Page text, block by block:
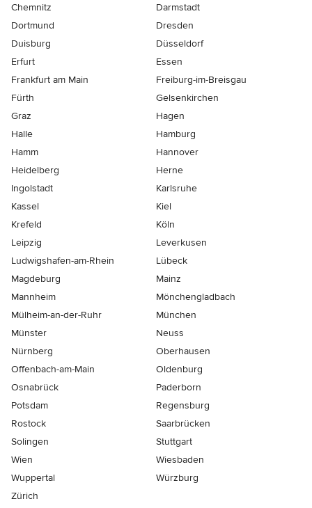
Chemnitz
Darmstadt
Dortmund
Dresden
Duisburg
Düsseldorf
Erfurt
Essen
Frankfurt am Main
Freiburg-im-Breisgau
Fürth
Gelsenkirchen
Graz
Hagen
Halle
Hamburg
Hamm
Hannover
Heidelberg
Herne
Ingolstadt
Karlsruhe
Kassel
Kiel
Krefeld
Köln
Leipzig
Leverkusen
Ludwigshafen-am-Rhein
Lübeck
Magdeburg
Mainz
Mannheim
Mönchen­gladbach
Mülheim-an-der-Ruhr
München
Münster
Neuss
Nürnberg
Oberhausen
Offenbach-am-Main
Oldenburg
Osnabrück
Paderborn
Potsdam
Regensburg
Rostock
Saarbrücken
Solingen
Stuttgart
Wien
Wiesbaden
Wuppertal
Würzburg
Zürich